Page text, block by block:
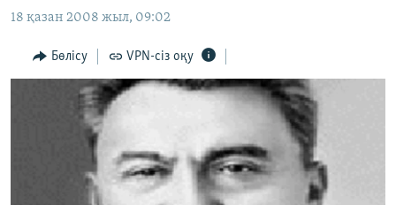
to
ӘЛЕМ
АРНАЙЫ ЖОБАЛАР
ЖАЗЫЛЫҢЫЗ
18 қазан 2008 жыл, 09:02
Бөлісу VPN-сіз оқу